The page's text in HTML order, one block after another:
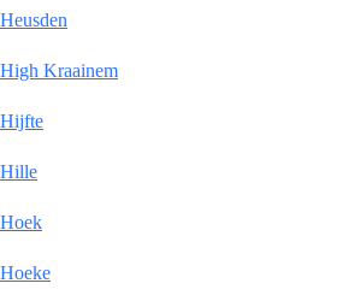
Heusden
High Kraainem
Hijfte
Hille
Hoek
Hoeke